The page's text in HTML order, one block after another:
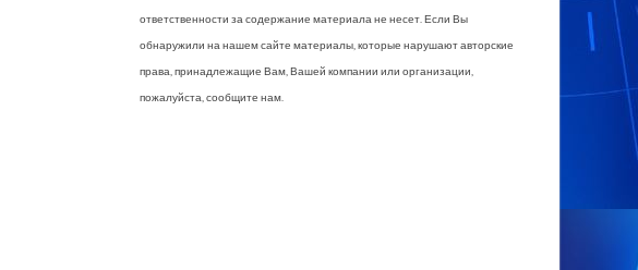
ответственности за содержание материала не несет. Если Вы
обнаружили на нашем сайте материалы, которые нарушают авторские
права, принадлежащие Вам, Вашей компании или организации,
пожалуйста, сообщите нам.